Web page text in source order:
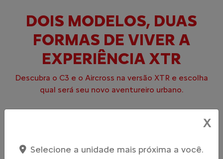
DOIS MODELOS, DUAS
FORMAS DE VIVER A
EXPERIÊNCIA XTR
Descubra o C3 e o Aircross na versão XTR e escolha
qual será seu novo aventureiro urbano.
X
Selecione a unidade mais próxima a você.